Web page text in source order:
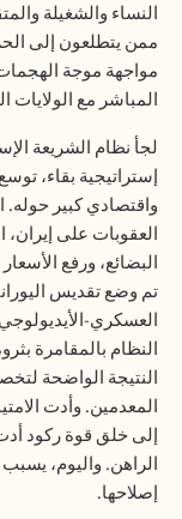
النساء والشغيلة
ممن يتطلعون إلى
مواجهة موجة الهجمات
المباشر مع الولايات
لجأ نظام الشريعة
إستراتيجية بقاء،
واقتصادي كبير
العقوبات على
البضائع، ورفع
تم وضع تقديس
العسكري-
النظام بالمقامرة
النتيجة الواضحة
المعدمين. وأدت
إلى خلق قوة ركود
الراهن. واليوم، يسبب
إصلاحها.